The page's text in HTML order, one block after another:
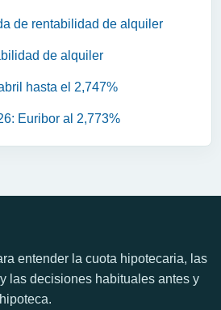
de rentabilidad de alquiler
de alquiler
hasta el 2,747%
Euribor al 2,773%
entender la cuota hipotecaria, las
las decisiones habituales antes y